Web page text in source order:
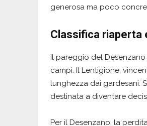
generosa ma poco
Classifica riaperta
Il pareggio del
campi. Il Lentigione,
lunghezza dai gardesani.
destinata a diventare
Per il Desenzano, la